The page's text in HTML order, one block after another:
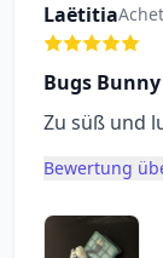
Laëtitia
Bugs
Zu süß und
Bewertung